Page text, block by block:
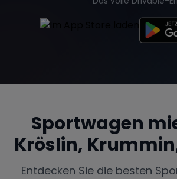
Sportwagen
Kröslin,
Entdecken Sie die besten